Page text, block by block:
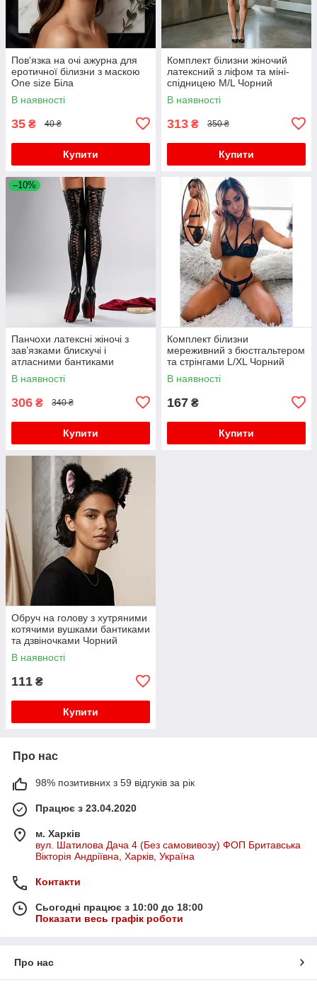
Пов'язка на очі ажурна для
еротичної білизни з маскою
One size Біла
В наявності
35 ₴ 40 ₴
Купити
Комплект білизни жіночий
латексний з ліфом та міні-
спідницею M/L Чорний
В наявності
313 ₴ 350 ₴
Купити
–10%
Панчохи латексні жіночі з
зав’язками блискучі і
атласними бантиками
S/M/L/XL (2,3,4) Чорні
В наявності
306 ₴ 340 ₴
Купити
Комплект білизни
мереживний з бюстгальтером
та стрінгами L/XL Чорний
В наявності
167 ₴
Купити
Обруч на голову з хутряними
котячими вушками бантиками
та дзвіночками Чорний
В наявності
111 ₴
Купити
Про нас
98% позитивних з 59 відгуків за рік
Працює з 23.04.2020
м. Харків
вул. Шатилова Дача 4 (Без самовивозу) ФОП Бритавська
Вікторія Андріївна, Харків, Україна
Контакти
Сьогодні працює з 10:00 до 18:00
Показати весь графік роботи
Про нас